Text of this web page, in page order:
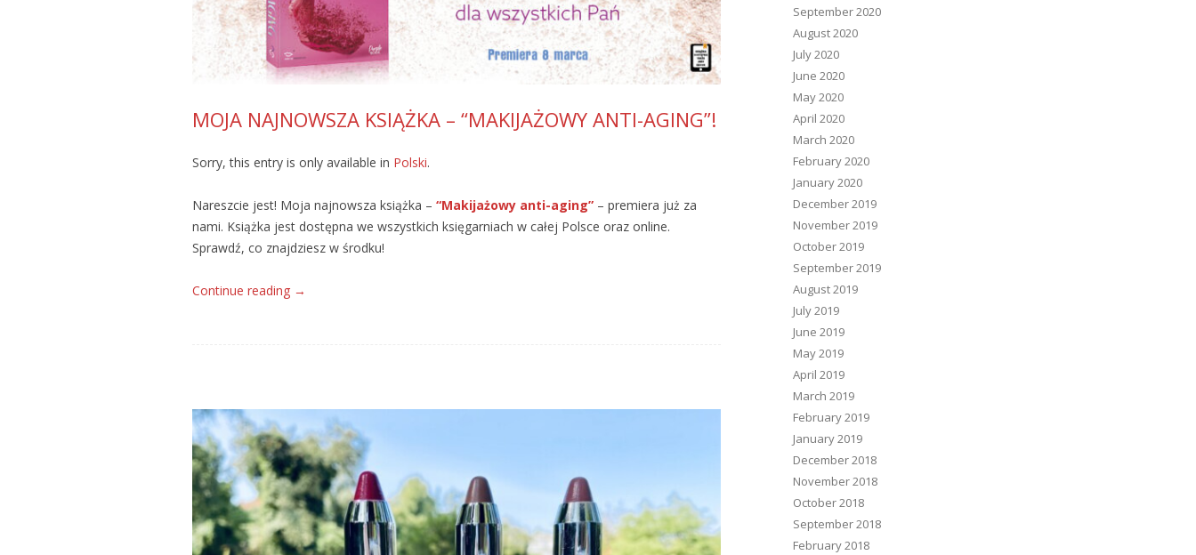
MOJA NAJNOWSZA KSIĄŻKA – “MAKIJAŻOWY ANTI-AGING”!
Sorry, this entry is only available in Polski.
Nareszcie jest! Moja najnowsza książka – “Makijażowy anti-aging” – premiera już za
nami. Książka jest dostępna we wszystkich księgarniach w całej Polsce oraz online.
Sprawdź, co znajdziesz w środku!
Continue reading →
September 2020
August 2020
July 2020
June 2020
May 2020
April 2020
March 2020
February 2020
January 2020
December 2019
November 2019
October 2019
September 2019
August 2019
July 2019
June 2019
May 2019
April 2019
March 2019
February 2019
January 2019
December 2018
November 2018
October 2018
September 2018
February 2018